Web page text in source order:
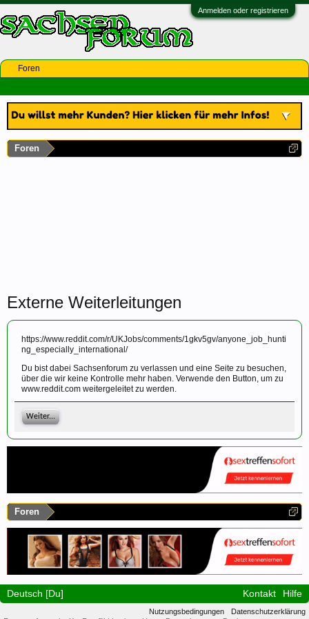
Anmelden oder registrieren
Foren
Externe Weiterleitungen
https://www.reddit.com/r/UKJobs/comments/1gkv5gv/anyone_job_hunti
ng_especially_international/
Du bist dabei Sachsenforum zu verlassen und eine Seite zu besuchen,
über die wir keine Kontrolle mehr haben. Verwende den Button, um zu
www.reddit.com weitergeleitet zu werden.
Weiter...
Foren
Foren
Deutsch [Du] Kontakt Hilfe
Nutzungsbedingungen
Datenschutzerklärung